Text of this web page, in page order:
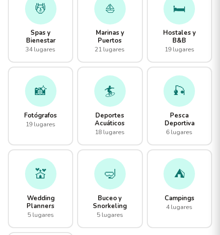
💆
Spas y
Bienestar
34 lugares
⛵
Marinas y
Puertos
21 lugares
🛏️
Hostales y
B&B
19 lugares
📸
Fotógrafos
19 lugares
🏄
Deportes
Acuáticos
18 lugares
🎣
Pesca
Deportiva
6 lugares
💒
Wedding
Planners
5 lugares
🤿
Buceo y
Snorkeling
5 lugares
⛺
Campings
4 lugares